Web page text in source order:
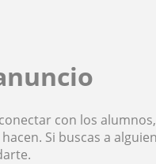
con los
Si buscas a